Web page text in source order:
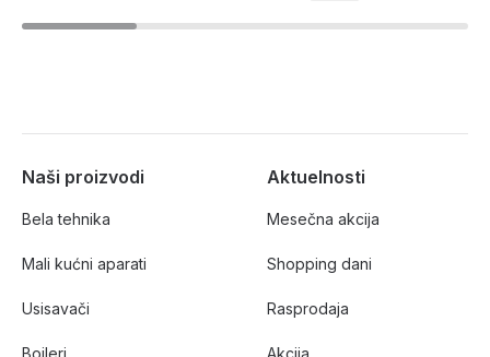
Naši proizvodi
Bela tehnika
Mali kućni aparati
Usisavači
Bojleri
Aktuelnosti
Mesečna akcija
Shopping dani
Rasprodaja
Akcija